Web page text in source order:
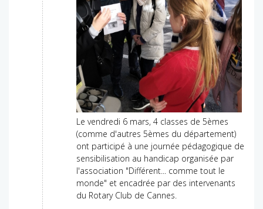
Le vendredi 6 mars, 4 classes de 5èmes
(comme d'autres 5èmes du département)
ont participé à une journée pédagogique de
sensibilisation au handicap organisée par
l'association "Différent... comme tout le
monde" et encadrée par des intervenants
du Rotary Club de Cannes.